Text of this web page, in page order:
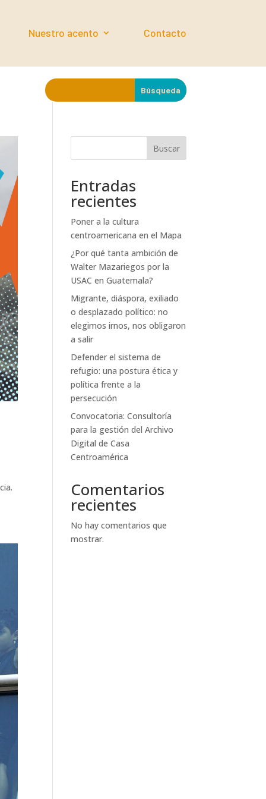
Nuestro acento Contacto
Buscar
Entradas
recientes
Poner a la cultura
centroamericana en el Mapa
¿Por qué tanta ambición de
Walter Mazariegos por la
USAC en Guatemala?
Migrante, diáspora, exiliado
o desplazado político: no
elegimos irnos, nos obligaron
a salir
Defender el sistema de
refugio: una postura ética y
política frente a la
persecución
Convocatoria: Consultoría
para la gestión del Archivo
Digital de Casa
Centroamérica
Comentarios
recientes
No hay comentarios que
mostrar.